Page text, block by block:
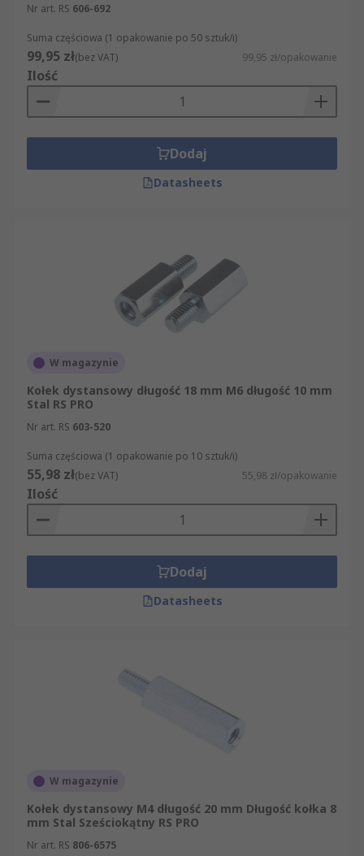
kształtu i wykończenia powierzchni. Dostępne są
Elektronik, Essentra, HARWIN i Samtec.
Zobacz inneelementy złączne i mocujące.
Sprawdź dostępne modele, porównaj parametry i
zamów tuleję dystansową dopasowaną do
Nr art. RS 606-692
Suma częściowa (1 opakowanie po 50 sztuk/i)
99,95 zł(bez VAT) 99,95 zł/opakowanie
Ilość
Dodaj
Datasheets
W magazynie
Kołek dystansowy długość 18 mm M6 długość 10 mm
Stal RS PRO
Nr art. RS 603-520
Suma częściowa (1 opakowanie po 10 sztuk/i)
55,98 zł(bez VAT) 55,98 zł/opakowanie
Ilość
Dodaj
Datasheets
W magazynie
Kołek dystansowy M4 długość 20 mm Długość kołka 8
mm Stal Sześciokątny RS PRO
Nr art. RS 806-6575